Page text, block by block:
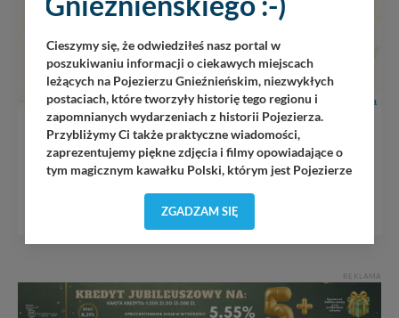
Leaflet Wikimedia
Żnin – tajemnice gotyckiego kościoła św. Marcina
REKLAMA
Cieszymy się, że odwiedziłeś nasz portal w
poszukiwaniu informacji o ciekawych miejscach
leżących na Pojezierzu Gnieźnieńskim, niezwykłych
postaciach, które tworzyły historię tego regionu i
zapomnianych wydarzeniach z historii Pojezierza.
Przybliżymy Ci także praktyczne wiadomości,
zaprezentujemy piękne zdjęcia i filmy opowiadające o
tym magicznym kawałku Polski, którym jest Pojezierze
Pojezierze Gnieźnieńskie odkrywać dla Ciebie na
składający się z pasjonatów, miłośników, czy wręcz
dnia wędruje po Pojezierzu Gnieźnieńskim, by rozwijać
portal, poprzez jego rozbudowę oraz dostarczanie
nowych treści i zdjęć.
ZGADZAM SIĘ